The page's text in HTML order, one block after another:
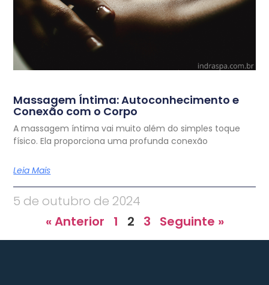
Massagem Íntima: Autoconhecimento e
Conexão com o Corpo
A massagem íntima vai muito além do simples toque
físico. Ela proporciona uma profunda conexão
Leia Mais
5 de outubro de 2024
« Anterior
1 2 3 Seguinte »